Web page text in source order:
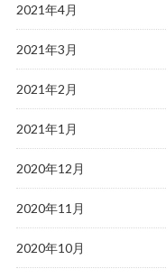
2021年4月
2021年3月
2021年2月
2021年1月
2020年12月
2020年11月
2020年10月